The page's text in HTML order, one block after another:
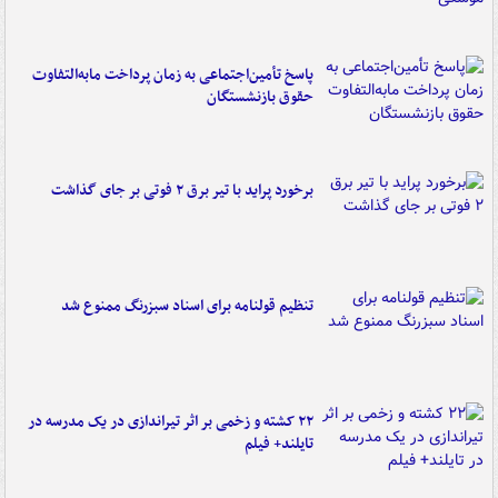
پاسخ تأمین‌اجتماعی به زمان پرداخت مابه‌التفاوت
حقوق بازنشستگان
برخورد پراید با تیر برق ۲ فوتی بر جای گذاشت
تنظیم قولنامه برای اسناد سبزرنگ ممنوع شد
۲۲ کشته و زخمی بر اثر تیراندازی در یک مدرسه در
تایلند+ فیلم